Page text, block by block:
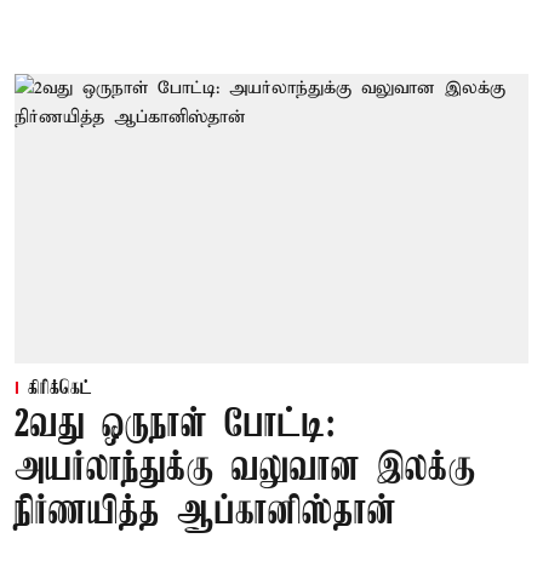
கிரிக்கெட்
2வது ஒருநாள் போட்டி:
அயர்லாந்துக்கு வலுவான இலக்கு
நிர்ணயித்த ஆப்கானிஸ்தான்